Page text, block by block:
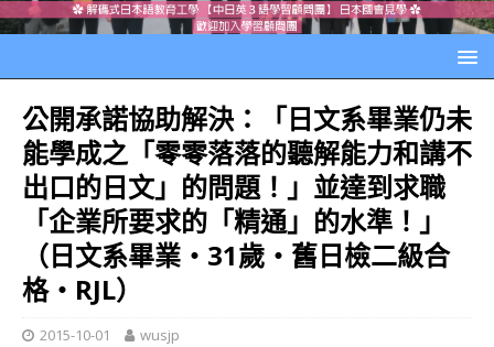
公開承諾協助解決：「日文系畢業仍未
能學成之「零零落落的聽解能力和講不
出口的日文」的問題！」並達到求職
「企業所要求的「精通」的水準！」
（日文系畢業‧31歲‧舊日檢二級合
格‧RJL）
2015-10-01 wusjp